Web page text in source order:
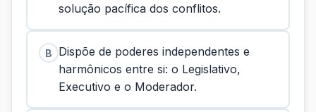
solução pacífica dos conflitos.
B
Dispõe de poderes independentes e
harmônicos entre si: o Legislativo,
Executivo e o Moderador.